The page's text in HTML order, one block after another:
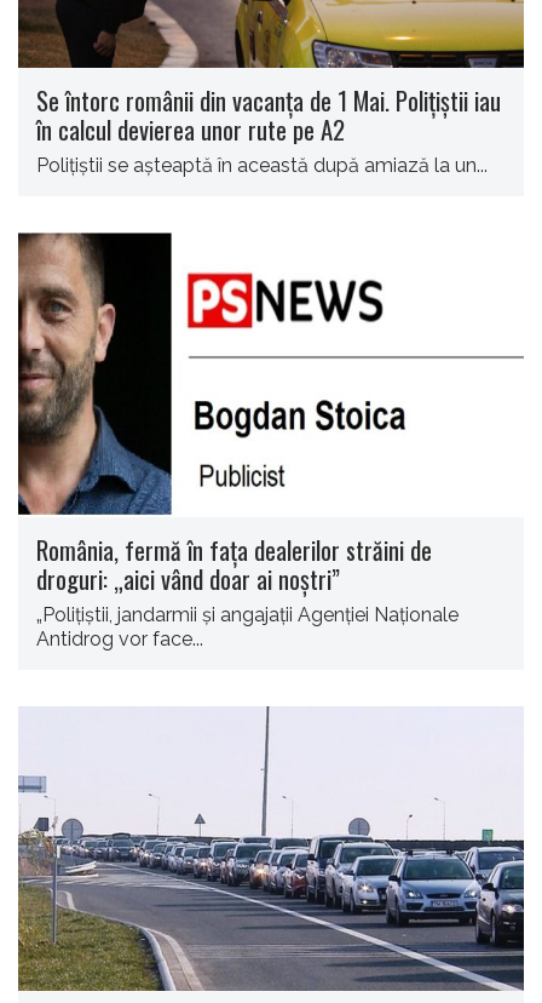
Se întorc românii din vacanţa de 1 Mai. Poliţiştii iau
în calcul devierea unor rute pe A2
Poliţiştii se aşteaptă în această după amiază la un...
România, fermă în fața dealerilor străini de
droguri: „aici vând doar ai noștri”
„Polițiștii, jandarmii și angajații Agenției Naționale
Antidrog vor face...